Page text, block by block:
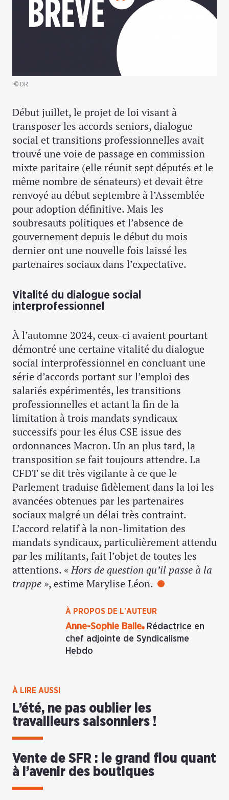
© DR
Début juillet, le projet de loi visant à
transposer les accords seniors, dialogue
social et transitions professionnelles avait
trouvé une voie de passage en commission
mixte paritaire (elle réunit sept députés et le
même nombre de sénateurs) et devait être
renvoyé au début septembre à l’Assemblée
pour adoption définitive. Mais les
soubresauts politiques et l’absence de
gouvernement depuis le début du mois
dernier ont une nouvelle fois laissé les
partenaires sociaux dans l’expectative.
Vitalité du dialogue social
interprofessionnel
À PROPOS DE L'AUTEUR
Anne-Sophie Balle
Rédactrice en
chef adjointe de Syndicalisme
Hebdo
À l’automne 2024, ceux-ci avaient pourtant
démontré une certaine vitalité du dialogue
social interprofessionnel en concluant une
série d’accords portant sur l’emploi des
salariés expérimentés, les transitions
professionnelles et actant la fin de la
limitation à trois mandats syndicaux
successifs pour les élus CSE issue des
ordonnances Macron. Un an plus tard, la
transposition se fait toujours attendre. La
CFDT se dit très vigilante à ce que le
Parlement traduise fidèlement dans la loi les
avancées obtenues par les partenaires
sociaux malgré un délai très contraint.
L’accord relatif à la non-limitation des
mandats syndicaux, particulièrement attendu
par les militants, fait l’objet de toutes les
attentions. «Hors de question qu’il passe à la
trappe », estime Marylise Léon.
À LIRE AUSSI
L’été, ne pas oublier les
travailleurs saisonniers !
Vente de SFR : le grand flou quant
à l’avenir des boutiques